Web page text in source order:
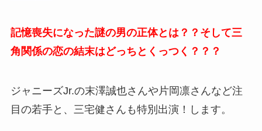
記憶喪失になった謎の男の正体とは？？そして三
角関係の恋の結末はどっちとくっつく？？？
ジャニーズJr.の末澤誠也さんや片岡凛さんなど注
目の若手と、三宅健さんも特別出演！します。